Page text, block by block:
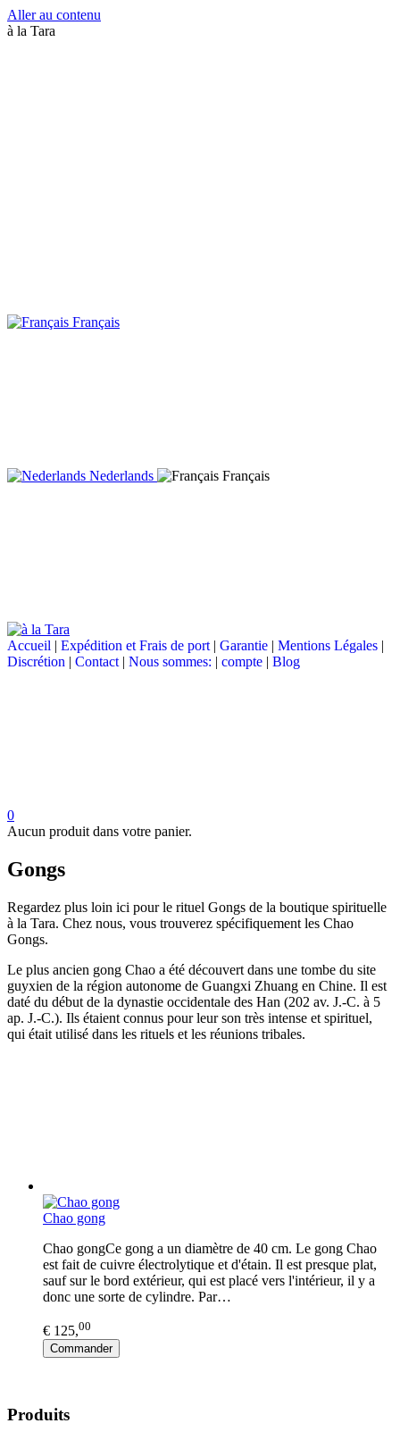
Aller au contenu
à la Tara
Français
Nederlands Français
Accueil | Expédition et Frais de port | Garantie | Mentions Légales |
Discrétion | Contact | Nous sommes: | compte | Blog
0
Aucun produit dans votre panier.
Gongs
Regardez plus loin ici pour le rituel Gongs de la boutique spirituelle
à la Tara. Chez nous, vous trouverez spécifiquement les Chao
Gongs.
Le plus ancien gong Chao a été découvert dans une tombe du site
guyxien de la région autonome de Guangxi Zhuang en Chine. Il est
daté du début de la dynastie occidentale des Han (202 av. J.-C. à 5
ap. J.-C.). Ils étaient connus pour leur son très intense et spirituel,
qui était utilisé dans les rituels et les réunions tribales.
Chao gong
Chao gongCe gong a un diamètre de 40 cm. Le gong Chao
est fait de cuivre électrolytique et d'étain. Il est presque plat,
sauf sur le bord extérieur, qui est placé vers l'intérieur, il y a
donc une sorte de cylindre. Par…
€ 125,00
Commander
Produits